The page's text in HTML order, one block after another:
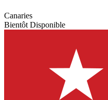
Canaries
Bientôt Disponible